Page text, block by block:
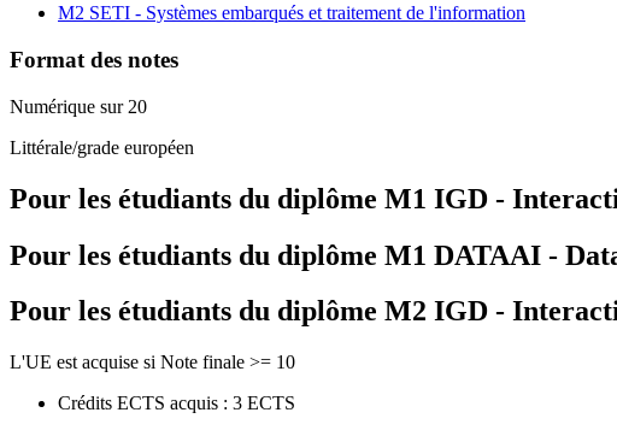
M2 SETI - Systèmes embarqués et traitement de l'information
Format des notes
Numérique sur 20
Littérale/grade européen
Pour les étudiants du diplôme M1 IGD -
Pour les étudiants du diplôme M1 DATAAI -
Pour les étudiants du diplôme M2 IGD -
L'UE est acquise si Note finale >= 10
Crédits ECTS acquis : 3 ECTS